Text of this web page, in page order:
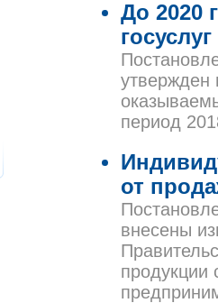
До 2020
госуслуг
утвержден
период
от
внесены
продукции